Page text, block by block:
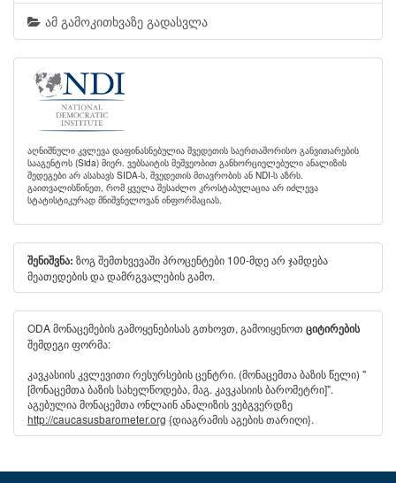
ამ გამოკითხვაზე გადასვლა
აღნიშნული კვლევა დაფინასნებულია შვედეთის საერთაშორისო განვითარების
სააგენტოს (Sida) მიერ. ვებსაიტის მეშვეობით განხორციელებული ანალიზის
შედეგები არ ასახავს SIDA-ს, შვედეთის მთავრობის ან NDI-ს აზრს.
გაითვალისწინეთ, რომ ყველა შესაძლო კროსტაბულაცია არ იძლევა
სტატისტიკურად მნიშვნელოვან ინფორმაციას.
შენიშვნა: ზოგ შემთხვევაში პროცენტები 100-მდე არ ჯამდება
მეათედების და დამრგვალების გამო.
ODA მონაცემების გამოყენებისას გთხოვთ, გამოიყენოთ ციტირების
შემდეგი ფორმა:
კავკასიის კვლევითი რესურსების ცენტრი. (მონაცემთა ბაზის წელი) "
[მონაცემთა ბაზის სახელწოდება, მაგ. კავკასიის ბარომეტრი]".
აგებულია მონაცემთა ონლაინ ანალიზის ვებგვერდზე
http://caucasusbarometer.org {დიაგრამის აგების თარიღი}.